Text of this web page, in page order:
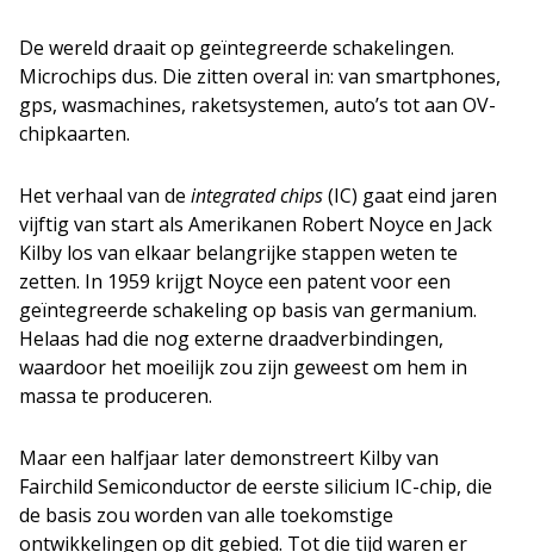
De wereld draait op geïntegreerde schakelingen.
Microchips dus. Die zitten overal in: van smartphones,
gps, wasmachines, raketsystemen, auto’s tot aan OV-
chipkaarten.
Het verhaal van de integrated chips(IC) gaat eind jaren
vijftig van start als Amerikanen Robert Noyce en Jack
Kilby los van elkaar belangrijke stappen weten te
zetten. In 1959 krijgt Noyce een patent voor een
geïntegreerde schakeling op basis van germanium.
Helaas had die nog externe draadverbindingen,
waardoor het moeilijk zou zijn geweest om hem in
massa te produceren.
Maar een halfjaar later demonstreert Kilby van
Fairchild Semiconductor de eerste silicium IC-chip, die
de basis zou worden van alle toekomstige
ontwikkelingen op dit gebied. Tot die tijd waren er